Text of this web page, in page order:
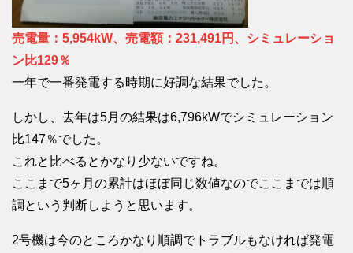
売電量：5,954kW、売電額：231,491円、シミュレーショ
ン比129％
一年で一番発電する時期に好調な結果でした。
しかし、去年は5月の結果は6,796kWでシミュレーション
比147％でした。
これと比べるとかなり少ないですね。
ここまで5ヶ月の累計はほぼ同じ数値なのでここまでは順
調という判断しようと思います。
2号機は今のところかなり順調でトラブルもなければ発電